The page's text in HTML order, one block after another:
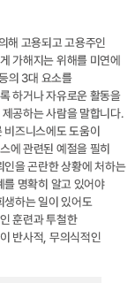
해 고용되고 고용주인
가해지는 위해를 미연에
의 3대 요소를
하거나 자유로운 활동을
공하는 사람을 말합니다.
비즈니스에도 도움이
에 관련된 예절을 필히
을 곤란한 상황에 처하는
를 명확히 알고 있어야
생하는 일이 있어도
훈련과 투철한
반사적, 무의식적인